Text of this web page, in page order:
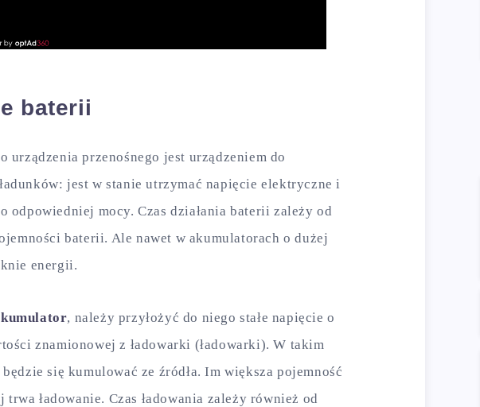
baterii
urządzenia przenośnego jest urządzeniem do
jest w stanie utrzymać napięcie elektryczne i
odpowiedniej mocy. Czas działania baterii zależy od
baterii. Ale nawet w akumulatorach o dużej
energii.
, należy przyłożyć do niego stałe napięcie o
znamionowej z ładowarki (ładowarki). W takim
się kumulować ze źródła. Im większa pojemność
trwa ładowanie. Czas ładowania zależy również od